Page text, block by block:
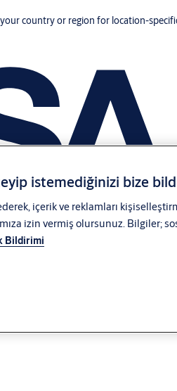
country or region for location-
istemediğinizi bize
içerik ve reklamları
izin vermiş olursunuz. Bilgiler;
Bildirimi